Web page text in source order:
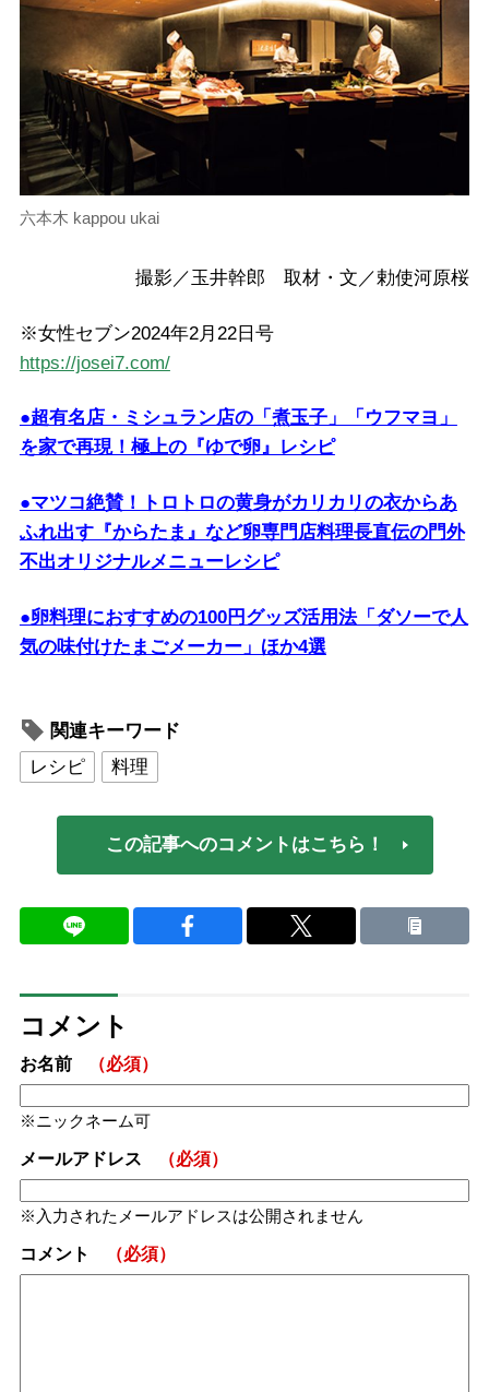
六本木 kappou ukai
撮影／玉井幹郎 取材・文／勅使河原桜
※女性セブン2024年2月22日号
https://josei7.com/
●超有名店・ミシュラン店の「煮玉子」「ウフマヨ」
を家で再現！極上の『ゆで卵』レシピ
●マツコ絶賛！トロトロの黄身がカリカリの衣からあ
ふれ出す『からたま』など卵専門店料理長直伝の門外
不出オリジナルメニューレシピ
●卵料理におすすめの100円グッズ活用法「ダソーで人
気の味付けたまごメーカー」ほか4選
関連キーワード
レシピ
料理
この記事へのコメントはこちら！
コメント
お名前 （必須）
ニックネーム可
メールアドレス （必須）
入力されたメールアドレスは公開されません
コメント （必須）